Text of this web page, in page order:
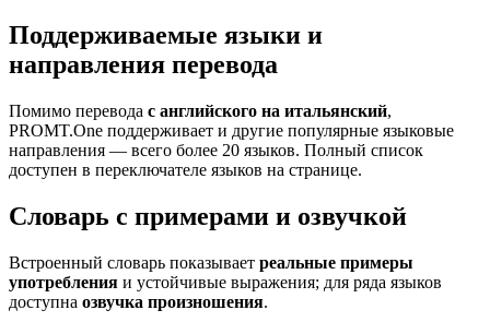
Поддерживаемые языки и
направления перевода
Помимо перевода с английского на итальянский,
PROMT.One поддерживает и другие популярные языковые
направления — всего более 20 языков. Полный список
доступен в переключателе языков на странице.
Словарь с примерами и озвучкой
Встроенный словарь показывает реальные примеры
употребления и устойчивые выражения; для ряда языков
доступна озвучка произношения.